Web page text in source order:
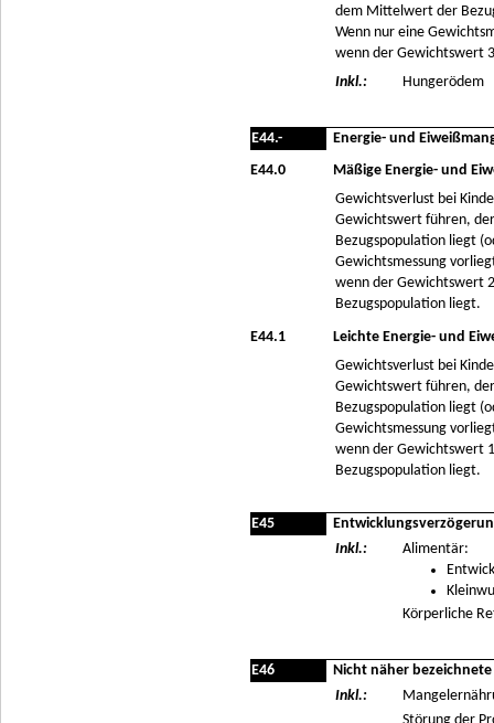
dem Mittelwert der
Wenn nur eine
wenn der Gewichtswert
Inkl.:
Hungerödem
E44.-
Energie- und
E44.0
Mäßige Energie- und
Gewichtsverlust bei
Gewichtswert führen,
Bezugspopulation liegt
Gewichtsmessung
wenn der Gewichtswert
Bezugspopulation liegt.
E44.1
Leichte Energie- und
Gewichtsverlust bei
Gewichtswert führen,
Bezugspopulation liegt
Gewichtsmessung
wenn der Gewichtswert
Bezugspopulation liegt.
E45
Inkl.:
Alimentär:
Körperliche
E46
Nicht näher
Inkl.: